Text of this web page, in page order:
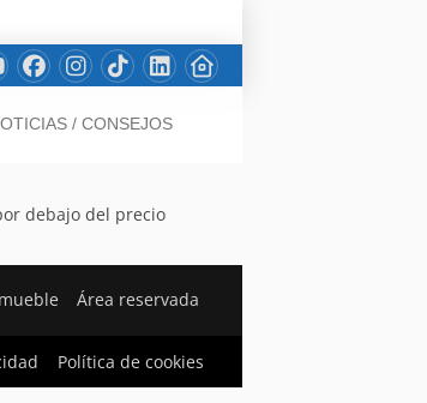
/ CONSEJOS
debajo del precio
Área reservada
Política de cookies